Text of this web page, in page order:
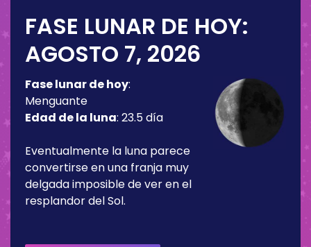
FASE LUNAR DE HOY:
AGOSTO 7, 2026
Fase lunar de hoy:
Menguante
Edad de la luna: 23.5 día
Eventualmente la luna parece
convertirse en una franja muy
delgada imposible de ver en el
resplandor del Sol.